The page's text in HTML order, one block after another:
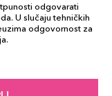
odgovarati
U slučaju tehničkih
odgovornost za